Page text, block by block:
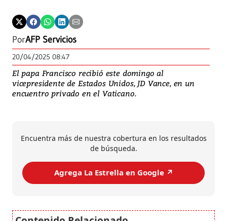
PorAFP Servicios
20/04/2025 08:47
El papa Francisco recibió este domingo al
vicepresidente de Estados Unidos, JD Vance, en un
encuentro privado en el Vaticano.
Encuentra más de nuestra cobertura en los resultados
de búsqueda.
Agrega La Estrella en Google ↗️